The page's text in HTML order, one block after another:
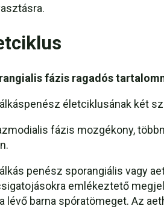
fázis ragadós
életciklusának két
fázis mozgékony,
penész sporangiális vagy
emlékeztető
lévő barna spóratömeget. Az